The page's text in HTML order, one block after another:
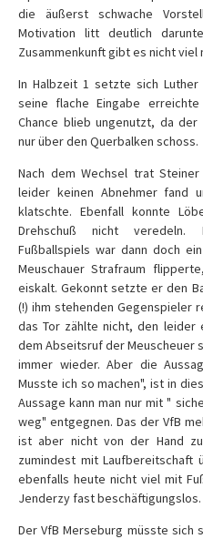
die äußerst schwache
Motivation litt deutlich
Zusammenkunft gibt es nicht
In Halbzeit 1 setzte sich
seine flache Eingabe
Chance blieb ungenutzt, da
nur über den Querbalken schoss.
Nach dem Wechsel trat
leider keinen Abnehmer fand
klatschte. Ebenfall konnte
Drehschuß nicht veredeln.
Fußballspiels war dann doch
Meuschauer Strafraum
eiskalt. Gekonnt setzte er den
(!) ihm stehenden Gegenspieler
das Tor zählte nicht, den leider
dem Abseitsruf der Meuscheuer
immer wieder. Aber die
Musste ich so machen", ist in
Aussage kann man nur mit "
weg" entgegnen. Das der VfB
ist aber nicht von der Hand
zumindest mit Laufbereitschaft
ebenfalls heute nicht viel mit
Jenderzy fast beschäftigungslos.
Der VfB Merseburg müsste